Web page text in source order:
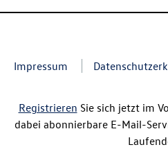
Impressum
Registrieren Sie sich jetzt im
dabei abonnierbare E-Mail-